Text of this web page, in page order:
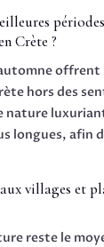
Crète ?
offrent
hors des
longues, afin
villages et
reste le